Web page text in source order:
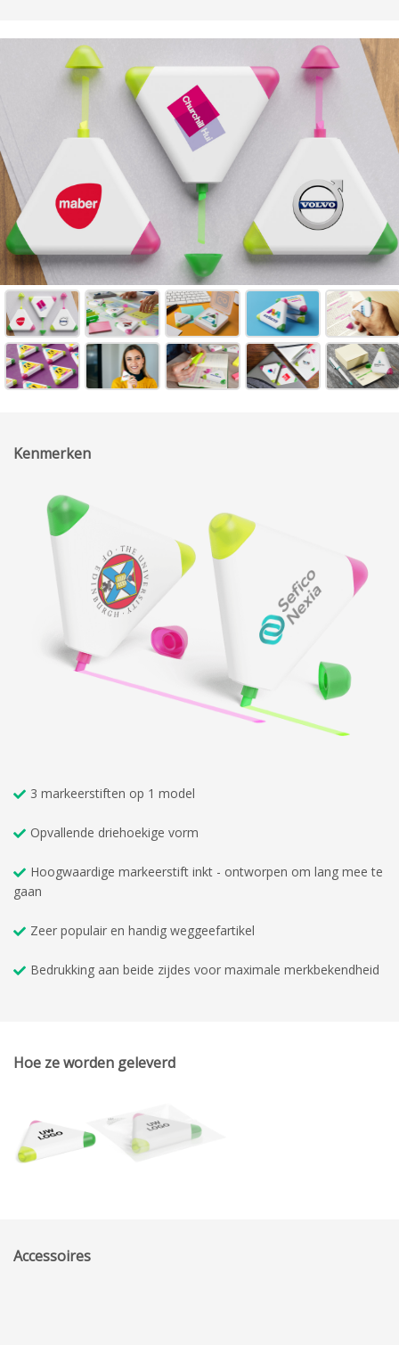
Kenmerken
3 markeerstiften op 1 model
Opvallende driehoekige vorm
Hoogwaardige markeerstift inkt - ontworpen om lang mee te
gaan
Zeer populair en handig weggeefartikel
Bedrukking aan beide zijdes voor maximale merkbekendheid
Hoe ze worden geleverd
Accessoires